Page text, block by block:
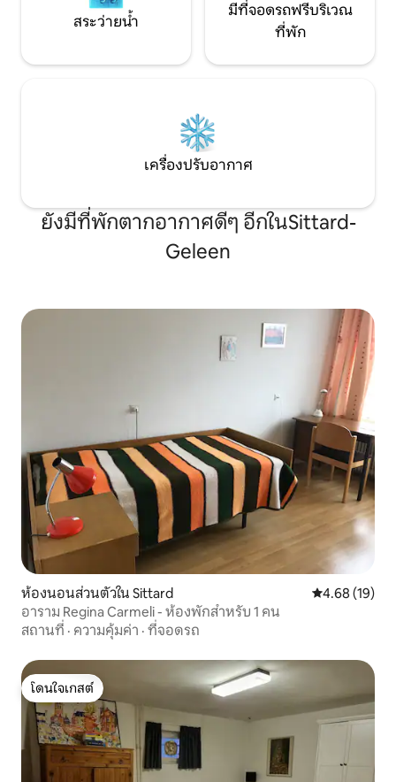
สระว่ายน้ำ
มีที่จอดรถฟรีบริเวณ
ที่พัก
เครื่องปรับอากาศ
ยังมีที่พักตากอากาศดีๆ อีกในSittard-
Geleen
ห้องนอนส่วนตัวใน Sittard คะแนนเฉลี่ย
4.68 (19)
อาราม Regina Carmeli - ห้องพักสำหรับ 1 คน
สถานที่ · ความคุ้มค่า · ที่จอดรถ
โดนใจเกสต์
โดนใจเกสต์